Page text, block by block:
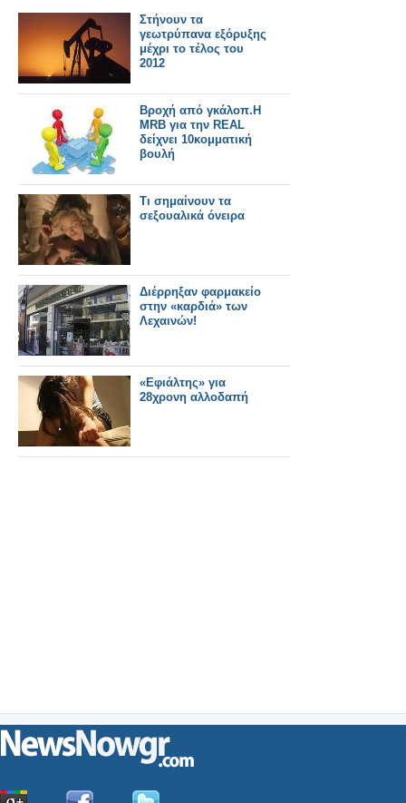
Στήνουν τα
γεωτρύπανα εξόρυξης
μέχρι το τέλος του
2012
Βροχή από γκάλοπ.Η
MRB για την REAL
δείχνει 10κομματική
βουλή
Τι σημαίνουν τα
σεξουαλικά όνειρα
Διέρρηξαν φαρμακείο
στην «καρδιά» των
Λεχαινών!
«Εφιάλτης» για
28χρονη αλλοδαπή